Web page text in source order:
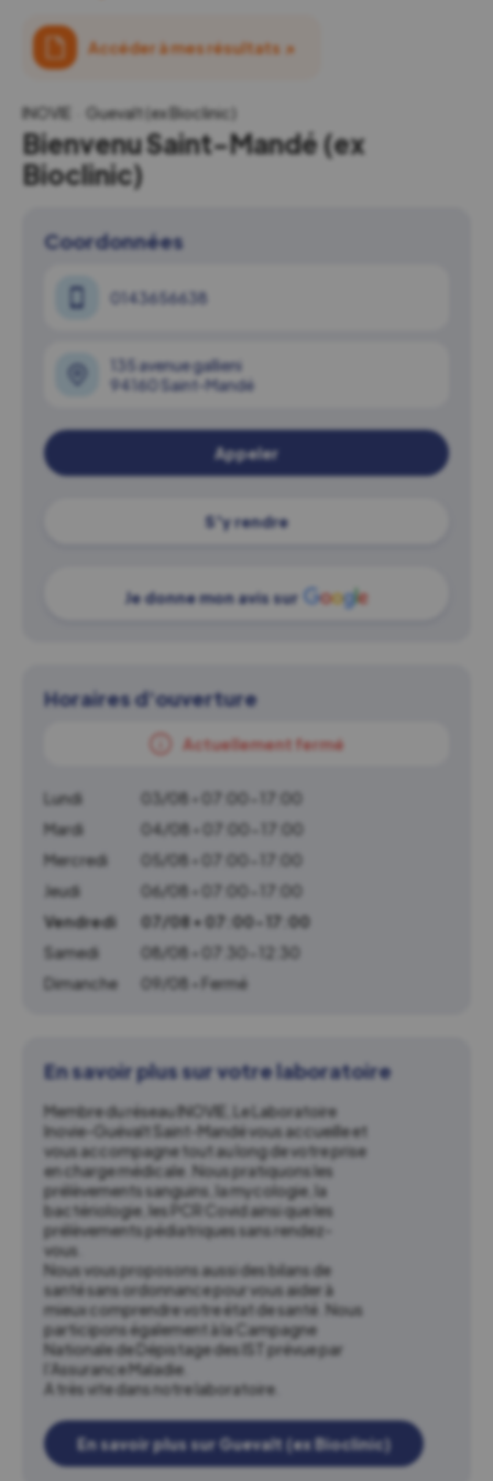
Accéder à mes résultats ↗
INOVIE Guevalt (ex Bioclinic)
Bienvenu Saint-Mandé (ex
Bioclinic)
Coordonnées
0143656638
135 avenue gallieni
94160 Saint-Mandé
Appeler
S'y rendre
Je donne mon avis sur
Horaires d'ouverture
Actuellement fermé
Lundi
03/08 • 07:00-17:00
Mardi
04/08 • 07:00-17:00
Mercredi
05/08 • 07:00-17:00
Jeudi
06/08 • 07:00-17:00
Vendredi
07/08 • 07:00-17:00
Samedi
08/08 • 07:30-12:30
Dimanche
09/08 • Fermé
En savoir plus sur votre laboratoire
Membre du réseau INOVIE, Le Laboratoire
Inovie-Guévalt Saint-Mandé vous accueille et
vous accompagne tout au long de votre prise
en charge médicale. Nous pratiquons les
prélèvements sanguins, la mycologie, la
bactériologie, les PCR Covid ainsi que les
prélèvements pédiatriques sans rendez-
vous.
Nous vous proposons aussi des bilans de
santé sans ordonnance pour vous aider à
mieux comprendre votre état de santé. Nous
participons également à la Campagne
Nationale de Dépistage des IST prévue par
l’Assurance Maladie.
A très vite dans notre laboratoire.
En savoir plus sur Guevalt (ex Bioclinic)